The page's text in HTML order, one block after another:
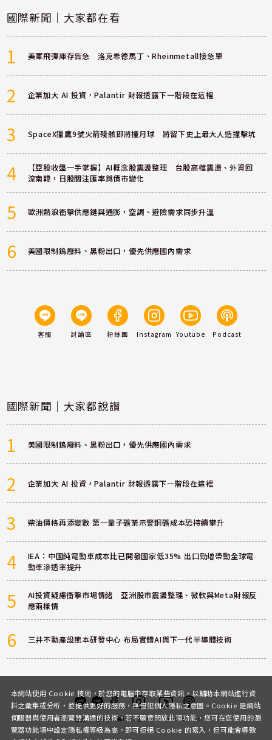
國際新聞｜大家都在看
1 美軍飛彈庫存告急 洛克希德馬丁、Rheinmetall接急單
2 企業加大 AI 投資，Palantir 財報透露下一階段在這裡
3 SpaceX獵鷹9號火箭殘骸即將撞月球 將留下史上最大人造撞擊坑
4
【亞股收盤一手掌握】AI概念股震盪整理 台股高檔震盪、外資回
流南韓，日股關注匯率與債市變化
5 歐洲熱浪衝擊供應鏈與通膨，空調、避險需求同步升溫
6 美國限制鎢廢料、黑粉出口，優先供應國內需求
客服 討論區 粉絲團 Instagram Youtube Podcast
國際新聞｜大家都說讚
1 美國限制鎢廢料、黑粉出口，優先供應國內需求
2 企業加大 AI 投資，Palantir 財報透露下一階段在這裡
3 柴油價格再添變數 第一量子礦業示警銅礦成本恐持續攀升
4
IEA：中國純電動車成本比已開發國家低35% 出口勁增帶動全球電
動車滲透率提升
5
AI投資疑慮衝擊市場情緒 亞洲股市震盪整理、微軟與Meta財報反
應兩樣情
6 三井不動產設熊本研發中心 布局實體AI與下一代半導體技術
客服 討論區粉絲團InstagramYoutubePodcast
本網站使用 Cookie 技術，於您的電腦中存取某些資訊，以輔助本網站進行資
料之彙集或分析，並提供更好的服務，無侵犯個人隱私之意圖。Cookie 是網站
伺服器與使用者瀏覽器溝通的技術，若不願意開放此項功能，您可在您使用的瀏
覽器功能項中設定隱私權等級為高，即可拒絕 Cookie 的寫入，但可能會導致